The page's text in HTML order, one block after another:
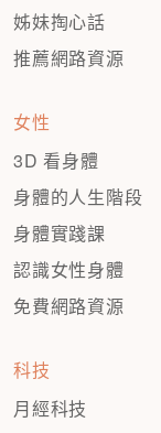
姊妹掏心話
推薦網路資源
女性
3D 看身體
身體的人生階段
身體實踐課
認識女性身體
免費網路資源
科技
月經科技